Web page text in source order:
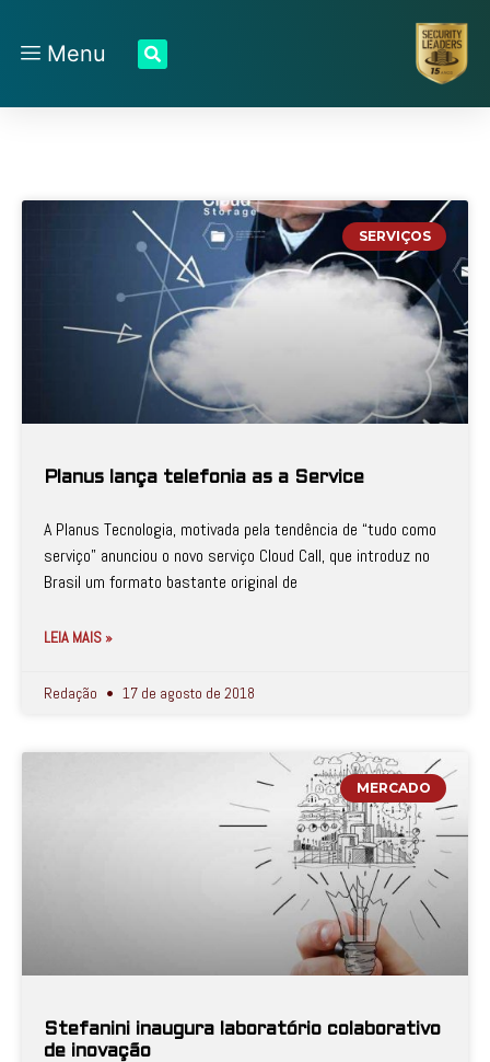
Menu
SERVIÇOS
Planus lança telefonia as a Service
A Planus Tecnologia, motivada pela tendência de “tudo como
serviço” anunciou o novo serviço Cloud Call, que introduz no
Brasil um formato bastante original de
LEIA MAIS »
Redação 17 de agosto de 2018
MERCADO
Stefanini inaugura laboratório colaborativo
de inovação